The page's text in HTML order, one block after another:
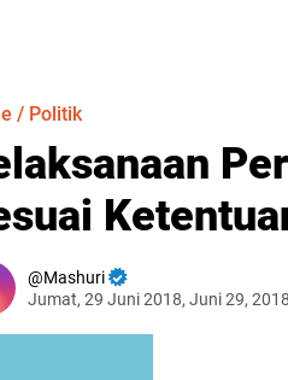
/ Politik
Mashuri
Jumat, 29 Juni 2018, Juni 29,